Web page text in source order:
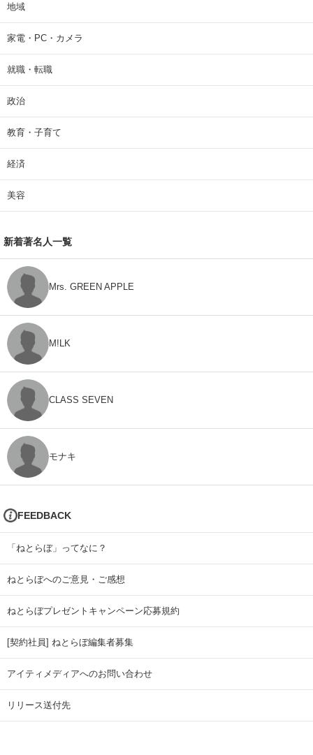
地域
家電・PC・カメラ
就職・転職
政治
教育・子育て
経済
美容
新着著名人一覧
Mrs. GREEN APPLE
M!LK
CLASS SEVEN
モナキ
FEEDBACK
「ねとらぼ」ってなに？
ねとらぼへのご意見・ご感想
ねとらぼプレゼントキャンペーン応募規約
[契約社員] ねとらぼ編集者募集
アイティメディアへのお問い合わせ
リリース送付先